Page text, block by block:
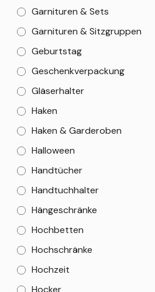
Garnituren & Sets
Garnituren & Sitzgruppen
Geburtstag
Geschenkverpackung
Gläserhalter
Haken
Haken & Garderoben
Halloween
Handtücher
Handtuchhalter
Hängeschränke
Hochbetten
Hochschränke
Hochzeit
Hocker